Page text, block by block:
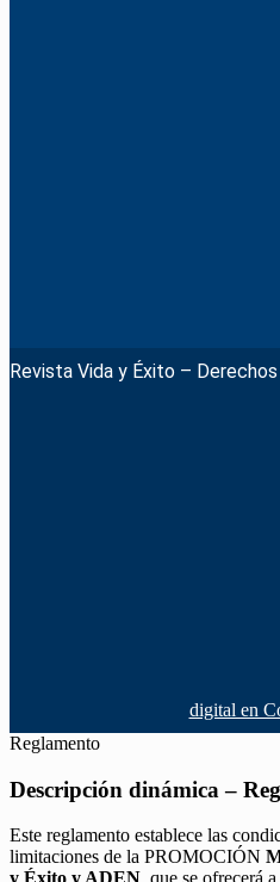
Revista Vida y Éxito –
digital en
Reglamento
Descripción dinámica –
Este reglamento establece las
limitaciones de la PROMOCIÓN